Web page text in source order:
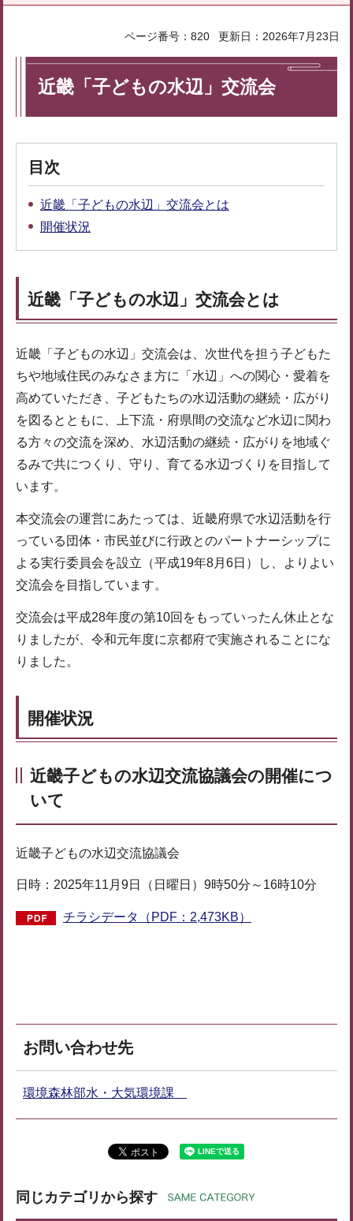
ページ番号：820 更新日：2026年7月23日
近畿「子どもの水辺」交流会
目次
近畿「子どもの水辺」交流会とは
開催状況
近畿「子どもの水辺」交流会とは
近畿「子どもの水辺」交流会は、次世代を担う子どもた
ちや地域住民のみなさま方に「水辺」への関心・愛着を
高めていただき、子どもたちの水辺活動の継続・広がり
を図るとともに、上下流・府県間の交流など水辺に関わ
る方々の交流を深め、水辺活動の継続・広がりを地域ぐ
るみで共につくり、守り、育てる水辺づくりを目指して
います。
本交流会の運営にあたっては、近畿府県で水辺活動を行
っている団体・市民並びに行政とのパートナーシップに
よる実行委員会を設立（平成19年8月6日）し、よりよい
交流会を目指しています。
交流会は平成28年度の第10回をもっていったん休止とな
りましたが、令和元年度に京都府で実施されることにな
りました。
開催状況
近畿子どもの水辺交流協議会の開催につ
いて
近畿子どもの水辺交流協議会
日時：2025年11月9日（日曜日）9時50分～16時10分
チラシデータ（PDF：2,473KB）
お問い合わせ先
環境森林部水・大気環境課
同じカテゴリから探す